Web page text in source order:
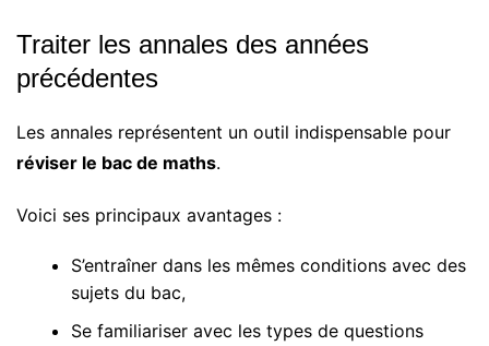
Traiter les annales des années
précédentes
Les annales représentent un outil indispensable pour
réviser le bac de maths.
Voici ses principaux avantages :
S’entraîner dans les mêmes conditions avec des
sujets du bac,
Se familiariser avec les types de questions